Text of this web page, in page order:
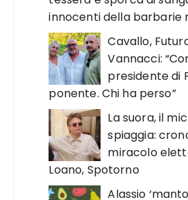
innocenti della barbarie
Cavallo,
Vannacci:
presidente di
ponente. Chi ha perso”
La suora, il
spiaggia:
miracolo
Loano, Spotorno
Alassio